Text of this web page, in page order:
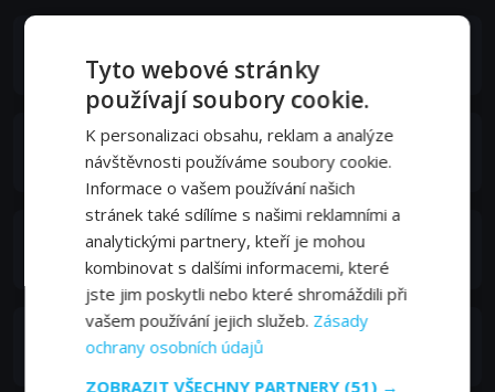
Kenan Thompson
Tracee Ellis Ross
Adam Sandler
Tyto webové stránky
používají soubory cookie.
K personalizaci obsahu, reklam a analýze
návštěvnosti používáme soubory cookie.
Informace o vašem používání našich
stránek také sdílíme s našimi reklamními a
analytickými partnery, kteří je mohou
kombinovat s dalšími informacemi, které
jste jim poskytli nebo které shromáždili při
vašem používání jejich služeb. Zásady
ochrany osobních údajů
ZOBRAZIT VŠECHNY PARTNERY (51) →